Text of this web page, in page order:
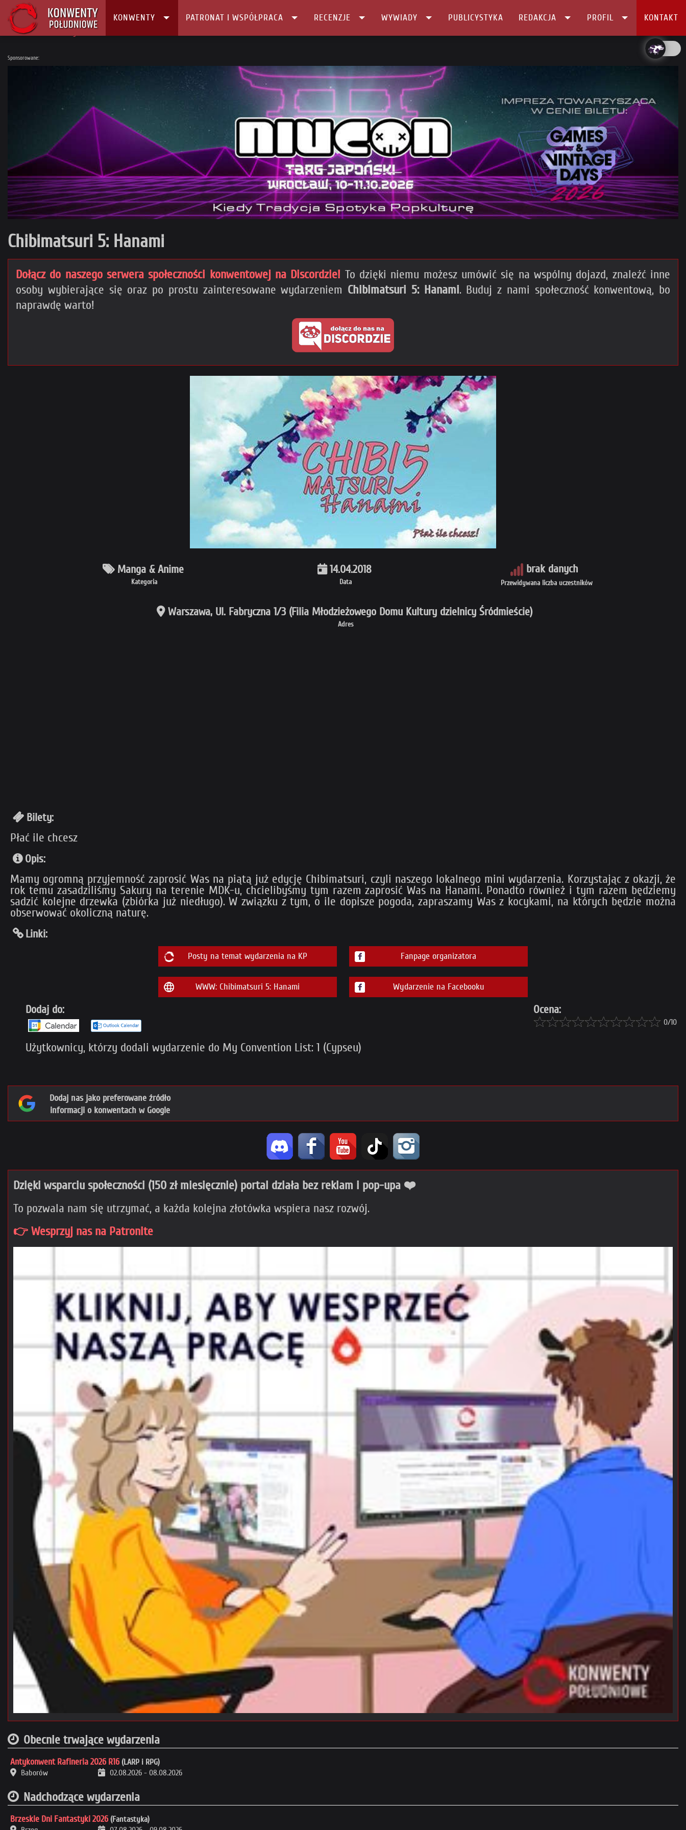
KONWENTY PATRONAT I WSPÓŁPRACA RECENZJE WYWIADY PUBLICYSTYKA REDAKCJA PROFIL KONTAKT
Główna
Sponsorowane:
Chibimatsuri 5: Hanami
Dołącz do naszego serwera społeczności konwentowej na Discordzie! To dzięki niemu możesz umówić się na wspólny dojazd, znaleźć inne
osoby wybierające się oraz po prostu zainteresowane wydarzeniem Chibimatsuri 5: Hanami. Buduj z nami społeczność konwentową, bo
naprawdę warto!
Kategoria
Manga & Anime
Data
14.04.2018
Przewidywana liczba uczestników
brak danych
Adres
Warszawa, Ul. Fabryczna 1/3 (Filia Młodzieżowego Domu Kultury dzielnicy Śródmieście)
Bilety:
Płać ile chcesz
Opis:
Mamy ogromną przyjemność zaprosić Was na piątą już edycję Chibimatsuri, czyli naszego lokalnego mini wydarzenia. Korzystając z okazji, że
rok temu zasadziliśmy Sakury na terenie MDK-u, chcielibyśmy tym razem zaprosić Was na Hanami. Ponadto również i tym razem będziemy
sadzić kolejne drzewka (zbiórka już niedługo). W związku z tym, o ile dopisze pogoda, zapraszamy Was z kocykami, na których będzie można
obserwować okoliczną naturę.
Linki:
Posty na temat wydarzenia na KP Fanpage organizatora
WWW: Chibimatsuri 5: Hanami Wydarzenie na Facebooku
Dodaj do:
Użytkownicy, którzy dodali wydarzenie do My Convention List: 1 (Cypseu)
Ocena:
0/10
Dodaj nas jako preferowane źródło
informacji o konwentach w Google
Dzięki wsparciu społeczności (150 zł miesięcznie) portal działa bez reklam i pop-upa ❤️
To pozwala nam się utrzymać, a każda kolejna złotówka wspiera nasz rozwój.
👉 Wesprzyj nas na Patronite
Obecnie trwające wydarzenia
Antykonwent Rafineria 2026 R16 (LARP i RPG)
Baborów
02.08.2026 - 08.08.2026
Nadchodzące wydarzenia
Brzeskie Dni Fantastyki 2026 (Fantastyka)